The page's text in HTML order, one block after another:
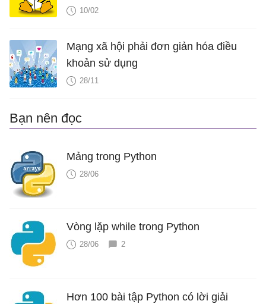
10/02
Mạng xã hội phải đơn giản hóa điều
khoản sử dụng
28/11
Bạn nên đọc
Mảng trong Python
28/06
Vòng lặp while trong Python
28/06 2
Hơn 100 bài tập Python có lời giải